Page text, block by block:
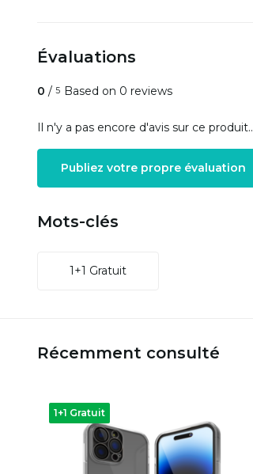
Évaluations
0 / 5 Based on 0 reviews
Il n'y a pas encore d'avis sur ce produit..
Publiez votre propre évaluation
Mots-clés
1+1 Gratuit
Récemment consulté
1+1 Gratuit